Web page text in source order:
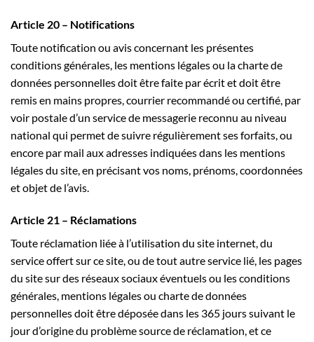
Article 20 – Notifications
Toute notification ou avis concernant les présentes
conditions générales, les mentions légales ou la charte de
données personnelles doit être faite par écrit et doit être
remis en mains propres, courrier recommandé ou certifié, par
voir postale d’un service de messagerie reconnu au niveau
national qui permet de suivre régulièrement ses forfaits, ou
encore par mail aux adresses indiquées dans les mentions
légales du site, en précisant vos noms, prénoms, coordonnées
et objet de l’avis.
Article 21 – Réclamations
Toute réclamation liée à l’utilisation du site internet, du
service offert sur ce site, ou de tout autre service lié, les pages
du site sur des réseaux sociaux éventuels ou les conditions
générales, mentions légales ou charte de données
personnelles doit être déposée dans les 365 jours suivant le
jour d’origine du problème source de réclamation, et ce